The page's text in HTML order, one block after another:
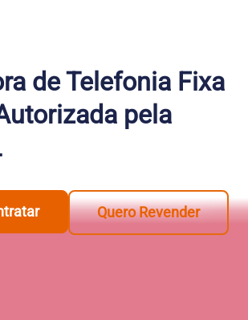
de Telefonia Fixa
pela
Quero Revender